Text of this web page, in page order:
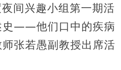
间兴趣小组第一期活
——他们口中的疾病
张若愚副教授出席活